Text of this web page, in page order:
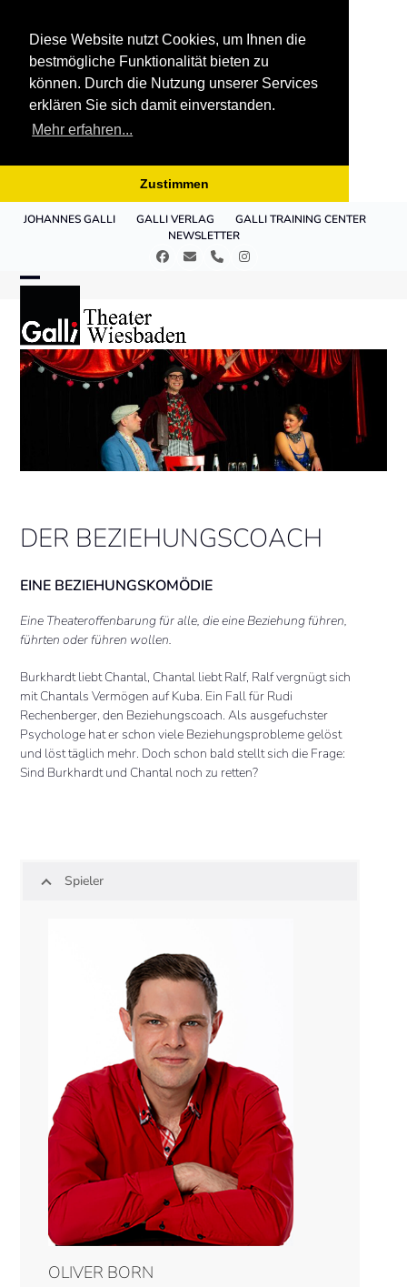
Diese Website nutzt Cookies, um Ihnen die
bestmögliche Funktionalität bieten zu
können. Durch die Nutzung unserer Services
erklären Sie sich damit einverstanden.
Mehr erfahren...
Zustimmen
JOHANNES GALLI GALLI VERLAG
GALLI TRAINING CENTER
NEWSLETTER
Facebook
E- TelefonInstagram
mobile
menu
mobile
menu
DER BEZIEHUNGSCOACH
EINE BEZIEHUNGSKOMÖDIE
Eine Theateroffenbarung für alle, die eine Beziehung führen,
führten oder führen wollen.
Burkhardt liebt Chantal, Chantal liebt Ralf, Ralf vergnügt sich
mit Chantals Vermögen auf Kuba. Ein Fall für Rudi
Rechenberger, den Beziehungscoach. Als ausgefuchster
Psychologe hat er schon viele Beziehungsprobleme gelöst
und löst täglich mehr. Doch schon bald stellt sich die Frage:
Sind Burkhardt und Chantal noch zu retten?
Spieler
OLIVER BORN